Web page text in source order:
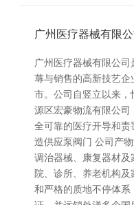
广州医疗器械有限
广州医疗器械有限公
蓐与销售的高新技艺企
市。公司自竖立以来，
源区宏豪物流有限公
全可靠的医疗开导和责
造供应泵阀门 公司产
调治器械、康复器材
院、诊所、养老机构
和严格的质地不停体系